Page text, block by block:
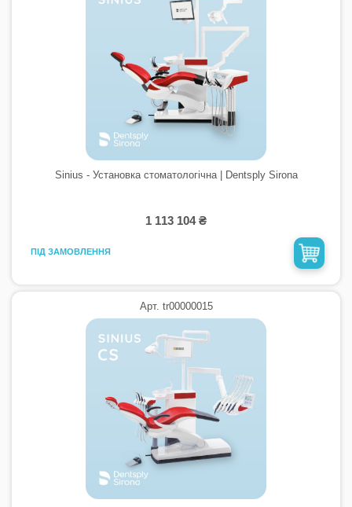
Sinius - Установка стоматологічна | Dentsply Sirona
1 113 104 ₴
ПІД ЗАМОВЛЕННЯ
Арт. tr00000015